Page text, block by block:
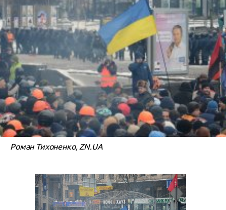
Роман Тихоненко, ZN.UA